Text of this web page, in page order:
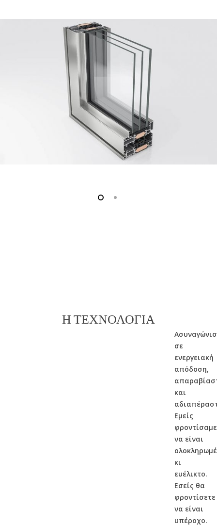
Η ΤΕΧΝΟΛΟΓΙΑ
σε
ενεργειακή
απόδοση,
και
Εμείς
φροντίσαμε
να είναι
κι
ευέλικτο.
Εσείς θα
φροντίσετε
να είναι
υπέροχο.